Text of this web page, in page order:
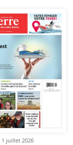
1 juillet 2026